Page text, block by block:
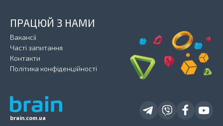
brain.com.ua
ПРАЦЮЙ З НАМИ
Вакансії
Часті запитання
Контакти
Політика конфіденційності